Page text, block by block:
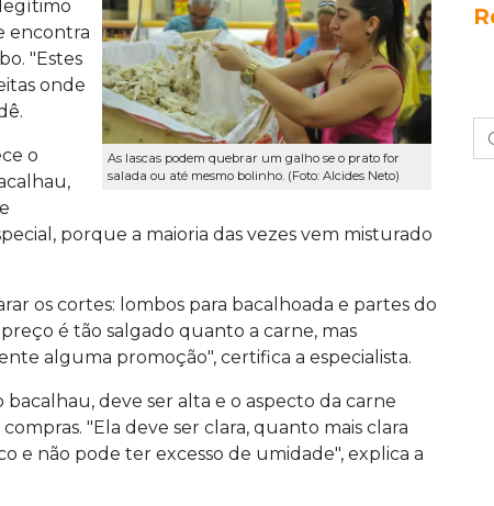
As lascas podem quebrar um galho se o prato for
salada ou até mesmo bolinho. (Foto: Alcides Neto)
encontra
"Estes
onde
o
porque a maioria das vezes vem misturado
os cortes: lombos para bacalhoada e partes do
é tão salgado quanto a carne, mas
alguma promoção", certifica a especialista.
deve ser alta e o aspecto da carne
"Ela deve ser clara, quanto mais clara
e não pode ter excesso de umidade", explica a